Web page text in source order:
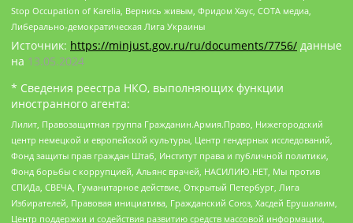
Stop Occupation of Karelia, Вернись живым, Фридом Хаус, СОТА медиа,
Либерально-демократическая Лига Украины
Источник: https://minjust.gov.ru/ru/documents/7756/ данные
на 13.05.2024
* Сведения реестра НКО, выполняющих функции
иностранного агента:
Лилит, Правозащитная группа Гражданин.Армия.Право, Нижегородский
центр немецкой и европейской культуры, Центр гендерных исследований,
Фонд защиты прав граждан Штаб, Институт права и публичной политики,
Фонд борьбы с коррупцией, Альянс врачей, НАСИЛИЮ.НЕТ, Мы против
СПИДа, СВЕЧА, Гуманитарное действие, Открытый Петербург, Лига
Избирателей, Правовая инициатива, Гражданский Союз, Хасдей Ерушалаим,
Центр поддержки и содействия развитию средств массовой информации,